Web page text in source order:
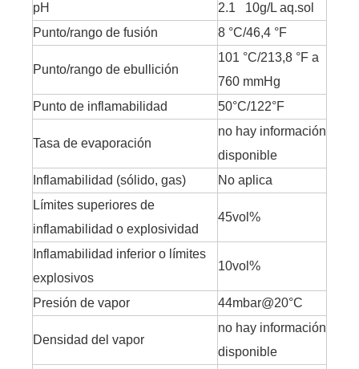
pH
2.1 10g/L aq.sol
Punto/rango de fusión
8 °C/46,4 °F
Punto/rango de ebullición
101 °C/213,8 ​​°F a
760 mmHg
Punto de inflamabilidad
50°C/122°F
Tasa de evaporación
no hay información
disponible
Inflamabilidad (sólido, gas)
No aplica
Límites superiores de
inflamabilidad o explosividad
45vol%
Inflamabilidad inferior o límites
explosivos
10vol%
Presión de vapor 44mbar@20°C
Densidad del vapor
no hay información
disponible